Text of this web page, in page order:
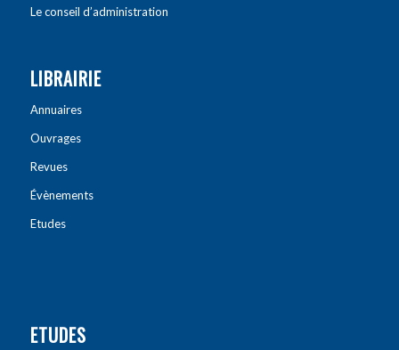
Le conseil d’administration
LIBRAIRIE
Annuaires
Ouvrages
Revues
Évènements
Etudes
ETUDES